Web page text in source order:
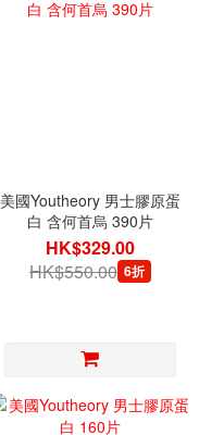
美國Youtheory 男士膠原蛋
白 含何首烏 390片
HK$329.00
HK$550.00 6折